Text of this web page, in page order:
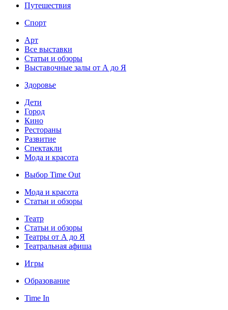
Путешествия
Спорт
Арт
Все выставки
Статьи и обзоры
Выставочные залы от А до Я
Здоровье
Дети
Город
Кино
Рестораны
Развитие
Спектакли
Мода и красота
Выбор Time Out
Мода и красота
Статьи и обзоры
Театр
Статьи и обзоры
Театры от А до Я
Театральная афиша
Игры
Образование
Time In